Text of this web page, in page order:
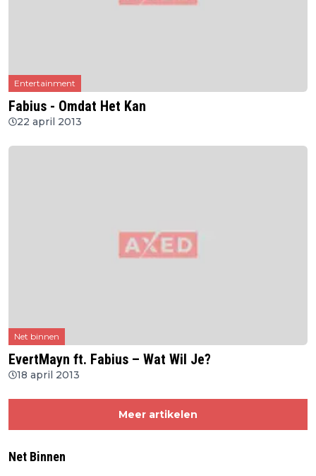
Entertainment
Fabius - Omdat Het Kan
22 april 2013
Net binnen
EvertMayn ft. Fabius – Wat Wil Je?
18 april 2013
Meer artikelen
Net Binnen